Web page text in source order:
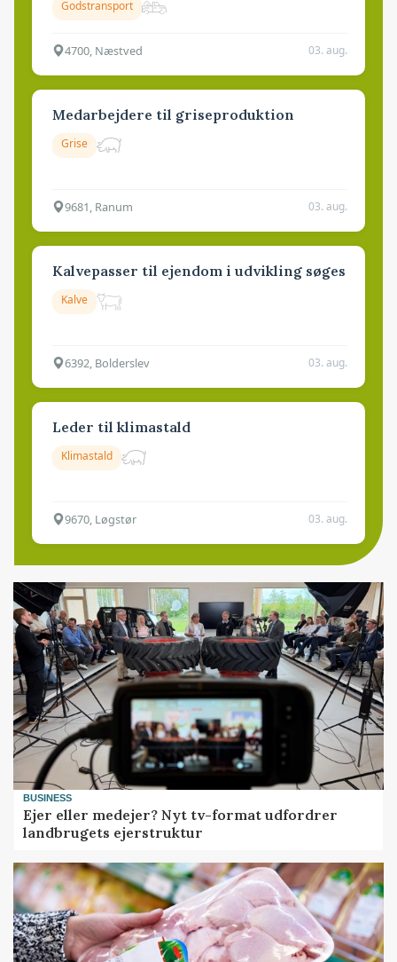
Godstransport
4700, Næstved 03. aug.
Medarbejdere til griseproduktion
Grise
9681, Ranum 03. aug.
Kalvepasser til ejendom i udvikling søges
Kalve
6392, Bolderslev 03. aug.
Leder til klimastald
Klimastald
9670, Løgstør 03. aug.
BUSINESS
Ejer eller medejer? Nyt tv-format udfordrer
landbrugets ejerstruktur